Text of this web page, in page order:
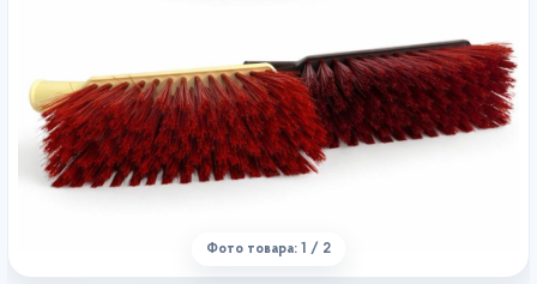
Фото товара: 1 / 2